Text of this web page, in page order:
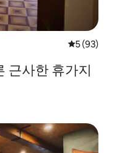
평점 5점(5
5 (93)
근사한 휴가지